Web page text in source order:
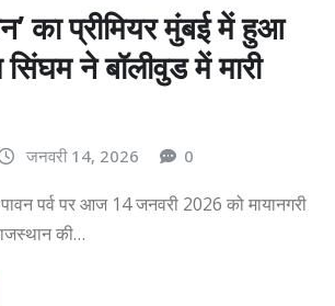
का प्रीमियर मुंबई में हुआ
ने बॉलीवुड में मारी
जनवरी 14, 2026 0
पर्व पर आज 14 जनवरी 2026 को मायानगरी
की…